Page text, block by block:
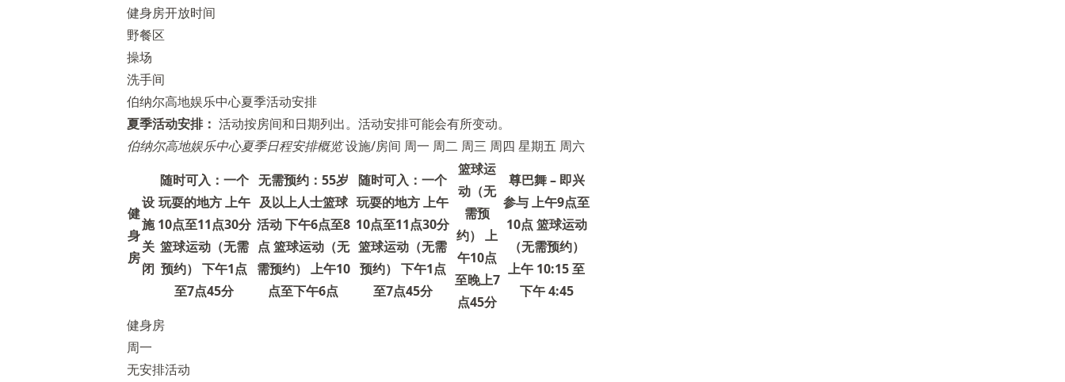
健身房开放时间
野餐区
操场
洗手间
伯纳尔高地娱乐中心夏季活动安排
夏季活动安排： 活动按房间和日期列出。活动安排可能会有所变动。
伯纳尔高地娱乐中心夏季日程安排概览设施/房间 周一 周二 周三 周四 星期五 周六
健
身
房
设
施
关
闭
随时可入：一个
玩耍的地方 上午
10点至11点30分
篮球运动（无需
预约） 下午1点
至7点45分
无需预约：55岁
及以上人士篮球
活动 下午6点至8
点 篮球运动（无
需预约） 上午10
点至下午6点
随时可入：一个
玩耍的地方 上午
10点至11点30分
篮球运动（无需
预约） 下午1点
至7点45分
篮球运
动（无
需预
约） 上
午10点
至晚上7
点45分
尊巴舞 – 即兴
参与 上午9点至
10点 篮球运动
（无需预约）
上午 10:15 至
下午 4:45
健身房
周一
无安排活动